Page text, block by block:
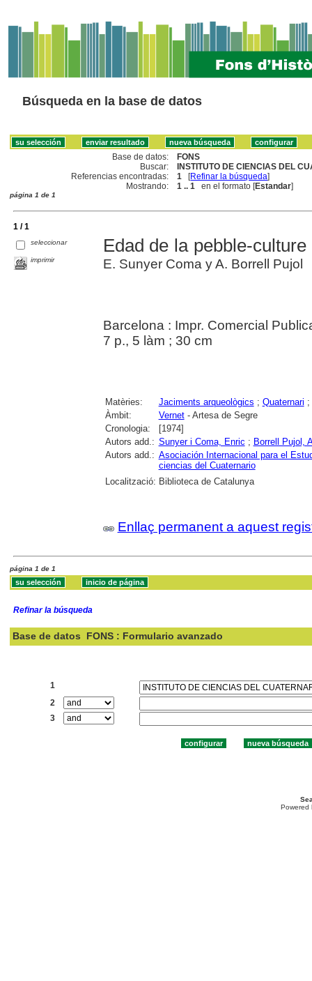
Búsqueda en la base de datos
Base de datos:
FONS
Buscar:
INSTITUTO DE CIENCIAS DEL
Referencias encontradas:
1 [Refinar la búsqueda]
Mostrando:
1 .. 1 en el formato [Estandar]
página 1 de 1
1 / 1
seleccionar
imprimir
Edad de la pebble-
E. Sunyer Coma y A. Borrell Pujol
Barcelona : Impr. Comercial
7 p., 5 làm ; 30 cm
Matèries: Jaciments arqueològics ; Quaternari ;
Àmbit:
Vernet- Artesa de Segre
Cronologia:
[1974]
Autors add.: Sunyer i Coma, Enric ; Borrell Pujol,
Autors add.: Asociación Internacional para el
ciencias del Cuaternario
Localització: Biblioteca de Catalunya
Enllaç permanent a aquest
página 1 de 1
Refinar la búsqueda
Base de datos FONS : Formulario avanzado
1
2
3